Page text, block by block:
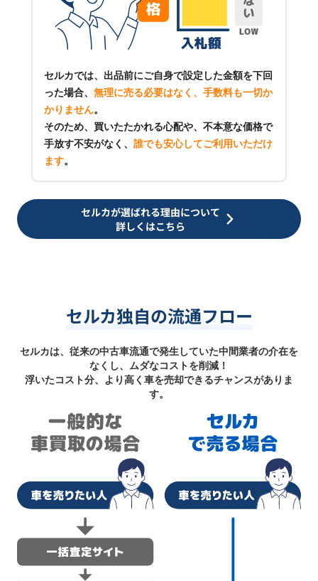
セルカでは、出品前にご自身で設定した金額を下回
った場合、 無理に売る必要はなく、手数料も一切か
かりません。
そのため、買いたたかれる心配や、不本意な価格で
手放す不安がなく、 誰でも安心してご利用いただけ
ます。
セルカが選ばれる理由について
詳しくはこちら
セルカ独自の流通フロー
セルカは、従来の中古車流通で発生していた中間業者の介在を
なくし、ムダなコストを削減！
浮いたコスト分、より高く車を売却できるチャンスがありま
す。